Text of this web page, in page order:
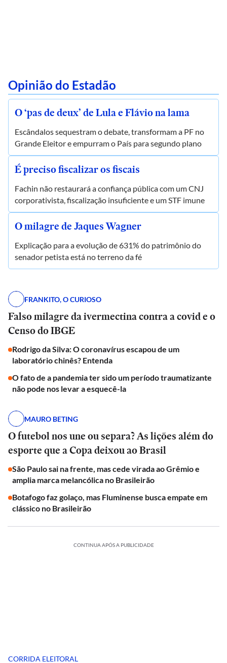
Opinião do Estadão
O ‘pas de deux’ de Lula e Flávio na lama
Escândalos sequestram o debate, transformam a PF no
Grande Eleitor e empurram o País para segundo plano
É preciso fiscalizar os fiscais
Fachin não restaurará a confiança pública com um CNJ
corporativista, fiscalização insuficiente e um STF imune
O milagre de Jaques Wagner
Explicação para a evolução de 631% do patrimônio do
senador petista está no terreno da fé
FRANKITO, O CURIOSO
Falso milagre da ivermectina contra a covid e o
Censo do IBGE
Rodrigo da Silva: O coronavírus escapou de um
laboratório chinês? Entenda
O fato de a pandemia ter sido um período traumatizante
não pode nos levar a esquecê-la
MAURO BETING
O futebol nos une ou separa? As lições além do
esporte que a Copa deixou ao Brasil
São Paulo sai na frente, mas cede virada ao Grêmio e
amplia marca melancólica no Brasileirão
Botafogo faz golaço, mas Fluminense busca empate em
clássico no Brasileirão
CONTINUA APÓS A PUBLICIDADE
CORRIDA ELEITORAL